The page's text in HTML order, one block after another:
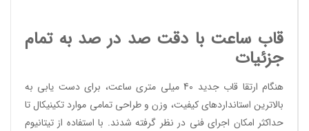
قاب ساعت با دقت صد در صد به تمام
جزئیات
هنگام ارتقا قاب جدید 40 میلی متری ساعت، برای دست یابی به
بالاترین استانداردهای کیفیت، وزن و طراحی تمامی موارد تکینیکال تا
حداکثر امکان اجرای فنی در نظر گرفته شدند. با استفاده از تیتانیوم